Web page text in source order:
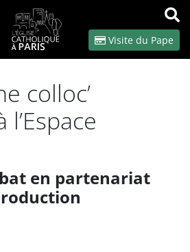
OK
Visite du Pape
colloc’
l’Espace
en partenariat
cookies